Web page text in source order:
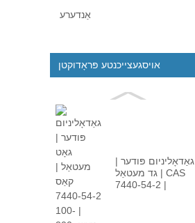
אַנדערע
אויסגעצייכנטע פּראָדוקטן
גאַדאָליניום פּודער |
גד מעטאַל | CAS
7440-54-2 |